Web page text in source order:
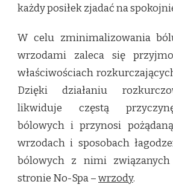
każdy posiłek zjadać na
W celu zminimalizowania
wrzodami zaleca się
właściwościach
Dzięki działaniu
likwiduje częstą
bólowych i przynosi
wrzodach i sposobach
bólowych z nimi związanych
stronie No-Spa –wrzody.